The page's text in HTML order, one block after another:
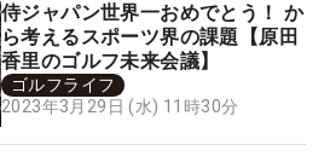
侍ジャパン世界一おめでとう！ か
ら考えるスポーツ界の課題【原田
香里のゴルフ未来会議】
ゴルフライフ
2023年3月29日 (水) 11時30分